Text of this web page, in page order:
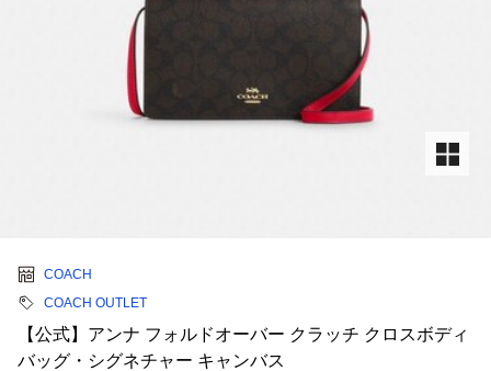
COACH
COACH OUTLET
【公式】アンナ フォルドオーバー クラッチ クロスボディ
バッグ・シグネチャー キャンバス